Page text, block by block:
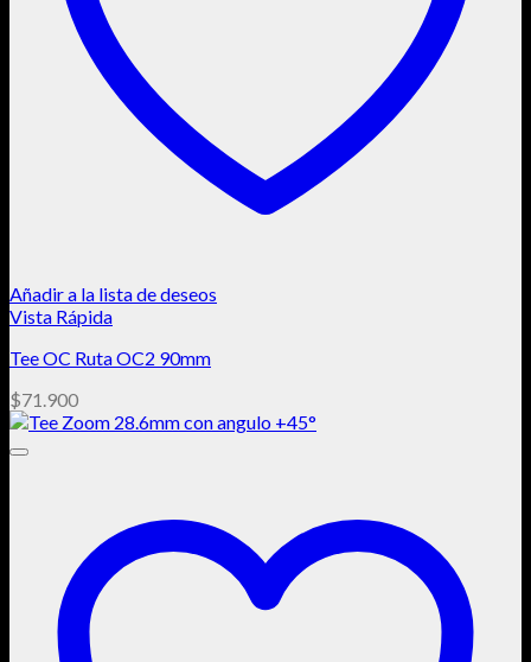
Añadir a la lista de deseos
Vista Rápida
Tee OC Ruta OC2 90mm
$71.900